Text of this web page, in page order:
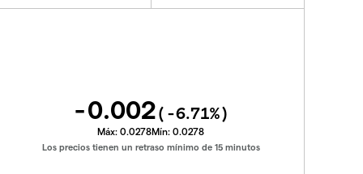
-0.002( -6.71%)
Máx: 0.0278Mín: 0.0278
Los precios tienen un retraso mínimo de 15 minutos